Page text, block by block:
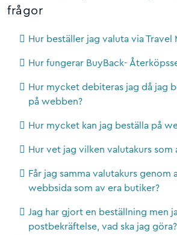
frågor
Hur beställer jag valuta via Travel
Hur fungerar BuyBack-
Hur mycket debiteras jag då jag
på webben?
Hur mycket kan jag beställa på
Hur vet jag vilken valutakurs som
Får jag samma valutakurs genom
webbsida som av era butiker?
Jag har gjort en beställning men
postbekräftelse, vad ska jag göra?